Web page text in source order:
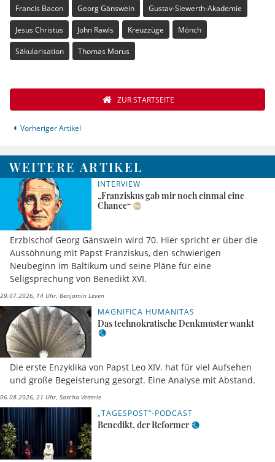
Francis Bacon Georg Gänswein Gustav-Siewerth-Akademie
Jesus Christus John Rawls Kreuzzüge Mönch
Säkularisation Thomas Morus
Vorheriger Artikel
ZUR STARTSEITE
WEITERE ARTIKEL
INTERVIEW
„Franziskus gab mir noch einmal eine
Chance“
Erzbischof Georg Gänswein wird 70. Hier spricht er über die
Aussöhnung mit Papst Franziskus, den schwierigen
Neubeginn im Baltikum und seine Pläne für eine
Seligsprechung von Benedikt XVI.
29.07.2026, 14 Uhr Benjamin Leven
MAGNIFICA HUMANITAS
Das technokratische Denkmuster wankt
Die erste Enzyklika von Papst Leo XIV. hat für viel Aufsehen
und große Begeisterung gesorgt. Eine Analyse mit Abstand.
06.08.2026, 21 Uhr Sascha Vetterle
„TAGESPOST“-PODCAST
Benedikt, der Reformer